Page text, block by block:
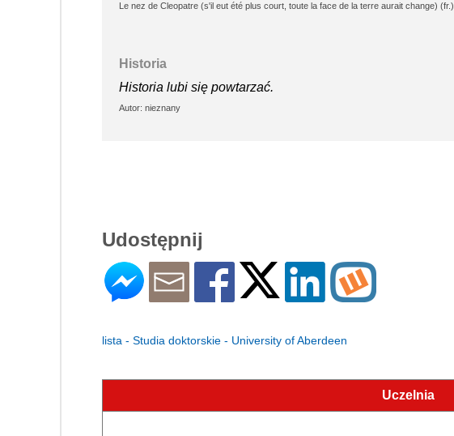
Le nez de Cleopatre (s'il eut été plus court, toute la face de la terre aurait change) (fr.)
Historia
Historia lubi się powtarzać.
Autor: nieznany
Udostępnij
lista - Studia doktorskie - University of Aberdeen
Uczelnia